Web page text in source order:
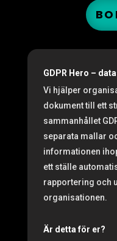
GDPR Hero –
Vi hjälper
dokument till ett
sammanhållet
separata mallar
informationen
ett ställe
rapportering och
organisationen.
Är detta för er?